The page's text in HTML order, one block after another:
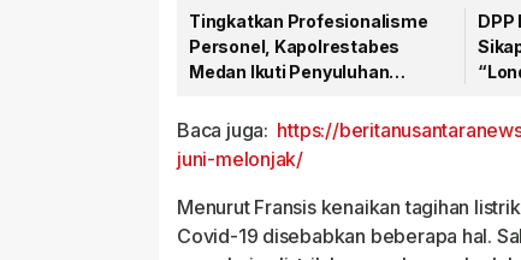
Tingkatkan Profesionalisme
Personel, Kapolrestabes
Medan Ikuti Penyuluhan
DPP
Baca juga: https://
juni-melonjak/
Menurut Fransis kenaikan tagihan
Covid-19 disebabkan beberapa hal.